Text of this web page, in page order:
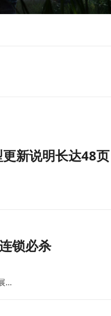
新说明长达48页
锁必杀
…